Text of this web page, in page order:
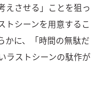
えさせる」ことを狙っ
トシーンを用意するこ
かに、「時間の無駄だ
ラストシーンの駄作が